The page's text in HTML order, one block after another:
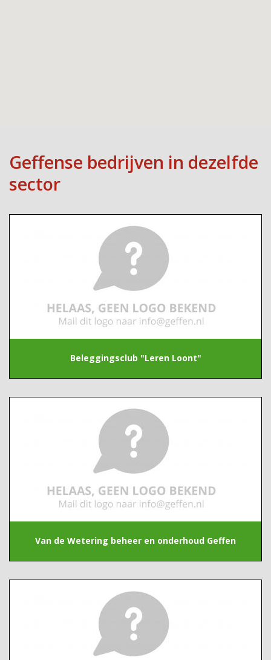
Geffense bedrijven in dezelfde
sector
Beleggingsclub "Leren Loont"
Van de Wetering beheer en onderhoud Geffen